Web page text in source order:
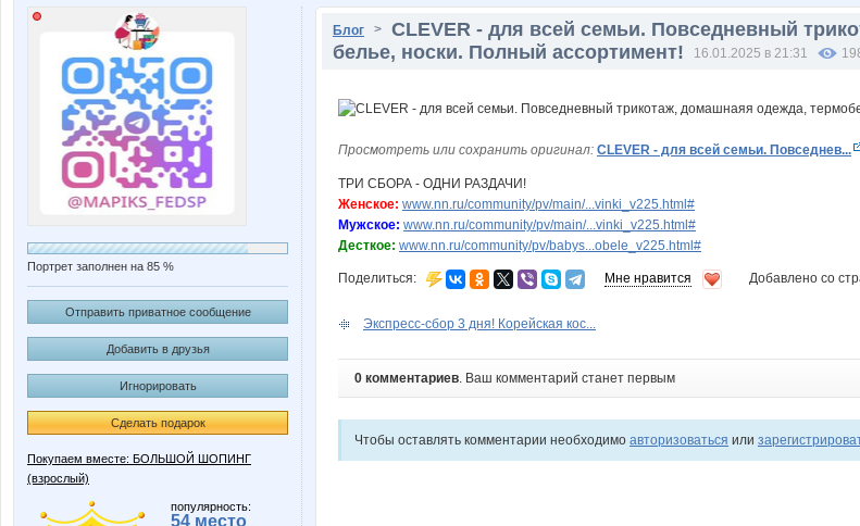
Портрет заполнен на 85 %
Отправить приватное сообщение
Добавить в друзья
Игнорировать
Сделать подарок
Покупаем вместе: БОЛЬШОЙ ШОПИНГ
(взрослый)
популярность:
54 место
Блог > CLEVER - для всей семьи. Повседневный
белье, носки. Полный ассортимент!
16.01.2025 в 21:31
Просмотреть или сохранить оригинал: CLEVER - для всей семьи. Повседнев...
ТРИ СБОРА - ОДНИ РАЗДАЧИ!
Женское: www.nn.ru/community/pv/main/...vinki_v225.html#
Мужское: www.nn.ru/community/pv/main/...vinki_v225.html#
Десткое: www.nn.ru/community/pv/babys...obele_v225.html#
Поделиться: Мне нравится Добавлено со
Экспресс-сбор 3 дня! Кoрeйскaя кoс...
0 комментариев. Ваш комментарий станет первым
Чтобы оставлять комментарии необходимо авторизоваться или